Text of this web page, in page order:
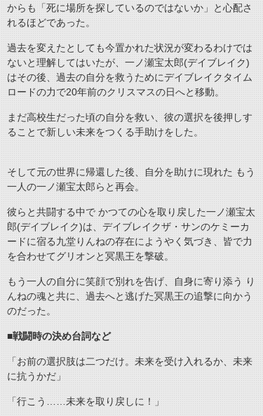
からも「死に場所を探しているのではないか」と心配さ
れるほどであった。
過去を変えたとしても今置かれた状況が変わるわけでは
ないと理解してはいたが、一ノ瀬宝太郎(デイブレイク)
はその後、過去の自分を救うためにデイブレイクタイム
ロードの力で20年前のクリスマスの日へと移動。
まだ高校生だった頃の自分を救い、彼の選択を後押しす
ることで新しい未来をつくる手助けをした。
そして元の世界に帰還した後、自分を助けに現れた もう
一人の一ノ瀬宝太郎らと再会。
彼らと共闘する中で かつての心を取り戻した一ノ瀬宝太
郎(デイブレイク)は、デイブレイクザ・サンのケミーカ
ードに宿る九堂りんねの存在にようやく気づき、皆で力
を合わせてグリオンと冥黒王を撃破。
もう一人の自分に笑顔で別れを告げ、自身に寄り添う り
んねの魂と共に、過去へと逃げた冥黒王の追撃に向かう
のだった。
■戦闘時の決め台詞など
「お前の選択肢は二つだけ。未来を受け入れるか、未来
に抗うかだ」
「行こう……未来を取り戻しに！」